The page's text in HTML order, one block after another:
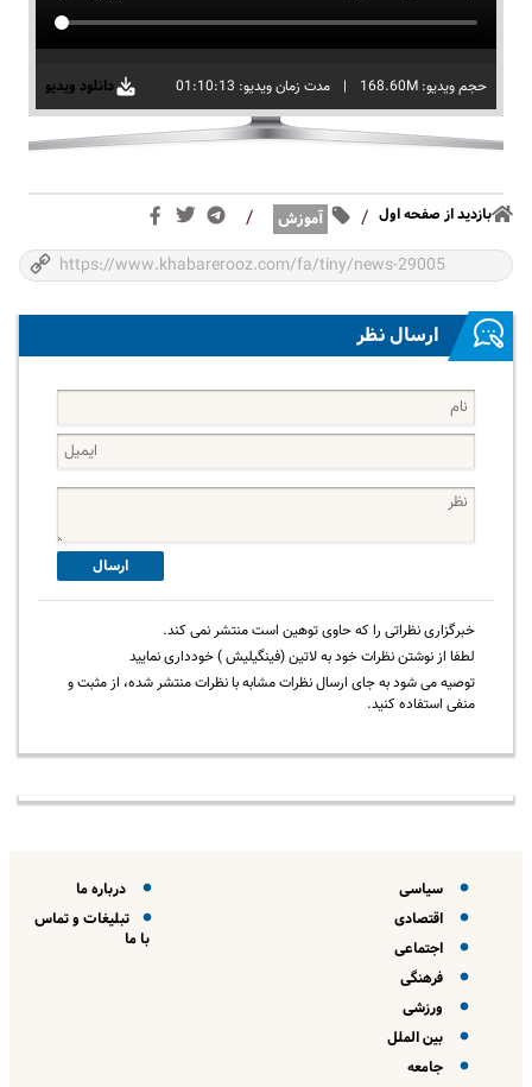
حجم ویدیو: 168.60M | مدت زمان ویدیو: 01:10:13 دانلود ویدیو
بازدید از صفحه اول / آموزش /
ارسال نظر
ارسال
خبرگزاری نظراتی را که حاوی توهین است منتشر نمی کند.
لطفا از نوشتن نظرات خود به لاتین (فینگیلیش ) خودداری نمایید
توصیه می شود به جای ارسال نظرات مشابه با نظرات منتشر شده، از مثبت و
منفی استفاده کنید.
سیاسی
اقتصادی
اجتماعی
فرهنگی
ورزشی
بین الملل
جامعه
درباره ما
تبلیغات و تماس
با ما